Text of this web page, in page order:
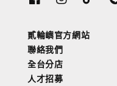
貳輪嶼官方網站
聯絡我們
全台分店
人才招募